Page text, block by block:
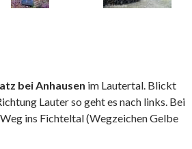
bei Anhausen im Lautertal. Blickt
Lauter so geht es nach links. Bei
ins Fichteltal (Wegzeichen Gelbe